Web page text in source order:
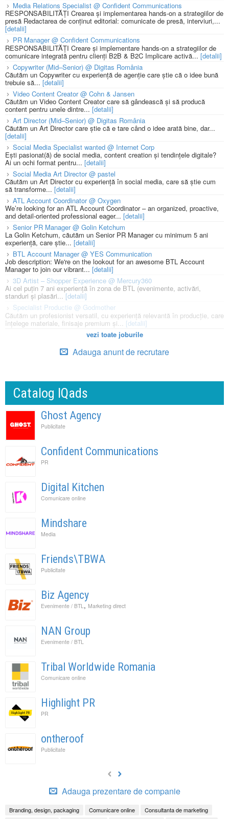
Media Relations Specialist @ Confident Communications
RESPONSABILITĂȚI Crearea și implementarea hands-on a strategiilor de
presă Redactarea de conținut editorial: comunicate de presă, interviuri,...
[detalii]
PR Manager @ Confident Communications
RESPONSABILITĂȚI Creare și implementare hands-on a strategiilor de
comunicare integrată pentru clienți B2B & B2C Implicare activă... [detalii]
Copywriter (Mid–Senior) @ Digitas România
Căutăm un Copywriter cu experiență de agenție care știe că o idee bună
trebuie să... [detalii]
Video Content Creator @ Cohn & Jansen
Căutăm un Video Content Creator care să gândească și să producă
content pentru unele dintre... [detalii]
Art Director (Mid–Senior) @ Digitas România
Căutăm un Art Director care știe că e tare când o idee arată bine, dar...
[detalii]
Social Media Specialist wanted @ Internet Corp
Ești pasionat(ă) de social media, content creation și tendințele digitale?
Ai un ochi format pentru... [detalii]
Social Media Art Director @ pastel
Căutăm un Art Director cu experiență în social media, care să știe cum
să transforme... [detalii]
ATL Account Coordinator @ Oxygen
We’re looking for an ATL Account Coordinator – an organized, proactive,
and detail-oriented professional eager... [detalii]
Senior PR Manager @ Golin Ketchum
La Golin Ketchum, căutăm un Senior PR Manager cu minimum 5 ani
experiență, care știe... [detalii]
BTL Account Manager @ YES Communication
Job description: We're on the lookout for an awesome BTL Account
Manager to join our vibrant... [detalii]
3D Artist – Shopper Experience @ Mercury360
Ai cel puțin 7 ani experiență în zona de BTL (evenimente, activări,
standuri și plasări... [detalii]
Specialist Productie @ Godmother
Căutăm un profesionist versatil, cu experiență relevantă în producție, care
înțelege materiale, finisaje premium și... [detalii]
vezi toate joburile
Adauga anunt de recrutare
Catalog IQads
Ghost Agency
Publicitate
Confident Communications
PR
Digital Kitchen
Comunicare online
Mindshare
Media
Friends\TBWA
Publicitate
Biz Agency
Evenimente / BTL , Marketing direct
NAN Group
Evenimente / BTL
Tribal Worldwide Romania
Comunicare online
Highlight PR
PR
ontheroof
Publicitate
Adauga prezentare de companie
Branding, design, packaging Comunicare online
Consultanta de marketing